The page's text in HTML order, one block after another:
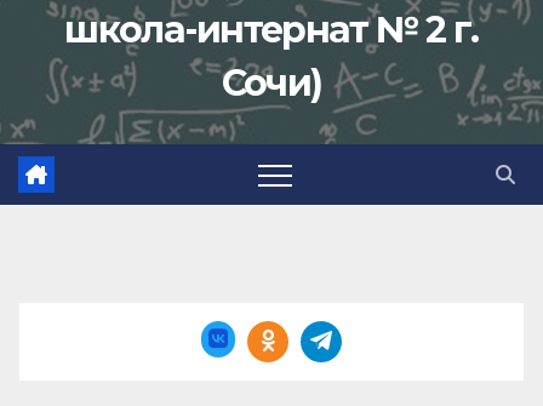
школа-интернат № 2 г.
Сочи)